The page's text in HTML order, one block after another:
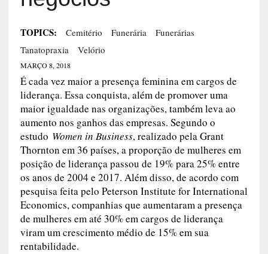
TOPICS: Cemitério Funerária
Funerárias
Tanatopraxia
Velório
MARÇO 8, 2018
É cada vez maior a presença feminina em cargos de
liderança. Essa conquista, além de promover uma
maior igualdade nas organizações, também leva ao
aumento nos ganhos das empresas. Segundo o
estudo Women in Business, realizado pela Grant
Thornton em 36 países, a proporção de mulheres em
posição de liderança passou de 19% para 25% entre
os anos de 2004 e 2017. Além disso, de acordo com
pesquisa feita pelo Peterson Institute for International
Economics, companhias que aumentaram a presença
de mulheres em até 30% em cargos de liderança
viram um crescimento médio de 15% em sua
rentabilidade.